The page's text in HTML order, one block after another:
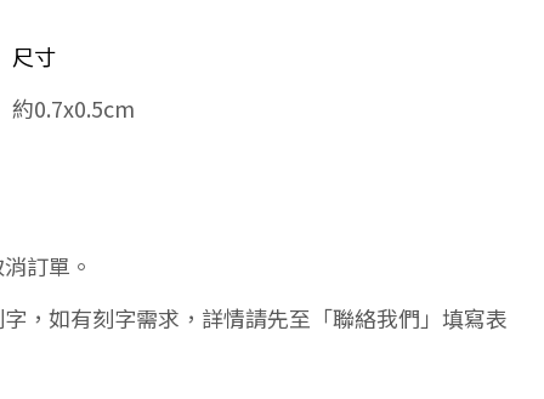
尺寸
約0.7x0.5cm
訂單。
，如有刻字需求，詳情請先至「聯絡我們」填寫表